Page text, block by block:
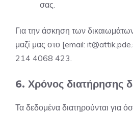
σας.
Για την άσκηση των
μαζί μας στο [email:
214 4068 423.
6. Χρόνος διατήρησης
Τα δεδομένα διατηρούνται για